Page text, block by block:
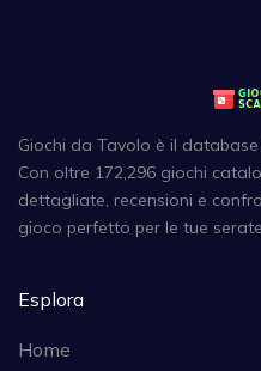
Giochi da Tavolo è il
Con oltre 172,296 giochi
dettagliate, recensioni e
gioco perfetto per le tue
Esplora
Home